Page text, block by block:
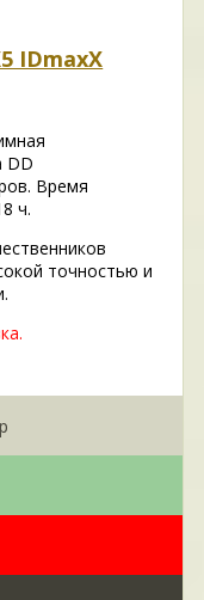
IDmaxX
DD
Время
ч.
точностью и